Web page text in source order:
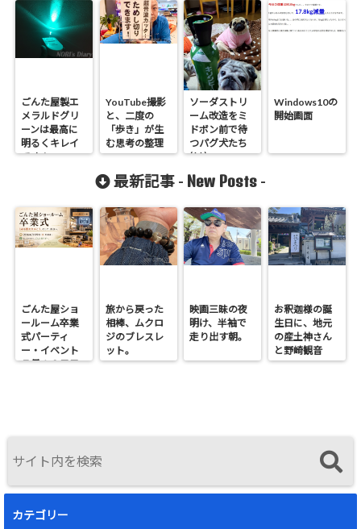
ごんた屋製エ
メラルドグリ
ーンは最高に
明るくキレイ
です！
YouTube撮影
と、二度の
「歩き」が生
む思考の整理
ソーダストリ
ーム改造をミ
ドボン前で待
つパグ犬たち
(^^)
Windows10の
開始画面
最新記事 - New Posts -
ごんた屋ショ
ールーム卒業
式パーティ
ー・イベント
７月１９日日
旅から戻った
相棒、ムクロ
ジのブレスレ
ット。
映画三昧の夜
明け、半袖で
走り出す朝。
お釈迦様の誕
生日に、地元
の産土神さん
と野崎観音
へ。
カテゴリー